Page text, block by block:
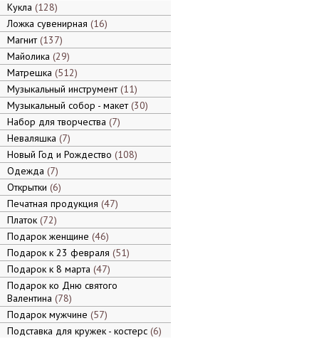
Кукла 128
Ложка сувенирная 16
Магнит 137
Майолика 29
Матрешка 512
Музыкальный инструмент 11
Музыкальный собор - макет 30
Набор для творчества 7
Неваляшка 7
Новый Год и Рождество 108
Одежда 7
Открытки 6
Печатная продукция 47
Платок 72
Подарок женщине 46
Подарок к 23 февраля 51
Подарок к 8 марта 47
Подарок ко Дню святого
Валентина 78
Подарок мужчине 57
Подставка для кружек - костерс 6